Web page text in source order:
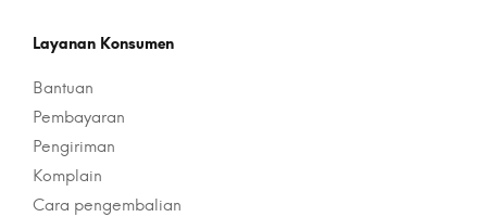
Layanan Konsumen
Bantuan
Pembayaran
Pengiriman
Komplain
Cara pengembalian